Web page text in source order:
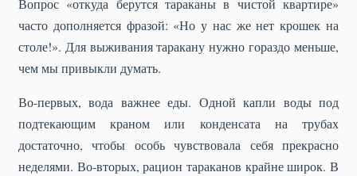
Вопрос «откуда берутся тараканы в чистой квартире»
часто дополняется фразой: «Но у нас же нет крошек на
столе!». Для выживания таракану нужно гораздо меньше,
чем мы привыкли думать.
Во-первых, вода важнее еды. Одной капли воды под
подтекающим краном или конденсата на трубах
достаточно, чтобы особь чувствовала себя прекрасно
неделями. Во-вторых, рацион тараканов крайне широк. В